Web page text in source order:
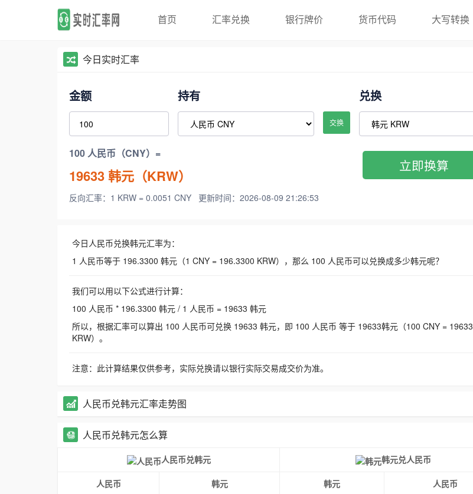
首页 汇率兑换 银行牌价 货币代码 大写转换
今日实时汇率
金额 持有
交换
兑换
100 人民币（CNY）=
19633韩元（KRW）
反向汇率：1 KRW = 0.0051 CNY 更新时间：2026-08-09 21:26:53
立即换算
今日人民币兑换韩元汇率为：
1 人民币等于 196.3300 韩元（1 CNY = 196.3300 KRW），那么 100 人民币可以兑换成多少韩元呢？
我们可以用以下公式进行计算：
100 人民币 * 196.3300 韩元 / 1 人民币 = 19633 韩元
所以，根据汇率可以算出 100 人民币可兑换 19633 韩元，即 100 人民币 等于 19633韩元（100 CNY = 19633
KRW）。
注意：此计算结果仅供参考，实际兑换请以银行实际交易成交价为准。
人民币兑韩元汇率走势图
人民币兑韩元怎么算
人民币兑韩元 韩元兑人民币
人民币 韩元 韩元
人民币